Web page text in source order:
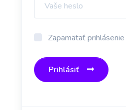
Zapamätať
Prihlásiť